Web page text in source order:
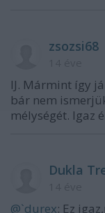
zsozsi68
IJ. Mármint így
bár nem
mélységét. Igaz
Dukla
@`durex: Ez